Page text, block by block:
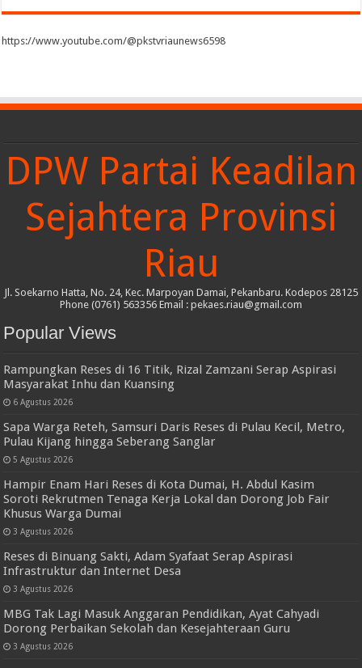
https://www.youtube.com/@pkstvriaunews6598
DPW Partai Keadilan
Sejahtera Provinsi
Riau
Jl. Soekarno Hatta, No. 24, Kec. Marpoyan Damai, Pekanbaru. Kodepos 28125
Phone (0761) 563356 Email : pekaes.riau@gmail.com
Popular Views
Rampungkan Reses di 16 Titik, Rizal Zamzani Serap Aspirasi
Masyarakat Inhu dan Kuansing
6 Agustus 2026
Sapa Warga Reteh, Samsuri Daris Reses di Pulau Kecil, Metro,
Pulau Kijang hingga Seberang Sanglar
5 Agustus 2026
Hampir Enam Hari Reses di Kota Dumai, H. Abdul Kasim
Soroti Rekrutmen Tenaga Kerja Lokal dan Dorong Job Fair
Khusus Warga Dumai
3 Agustus 2026
Reses di Binuang Sakti, Adam Syafaat Serap Aspirasi
Infrastruktur dan Internet Desa
3 Agustus 2026
MBG Tak Lagi Masuk Anggaran Pendidikan, Ayat Cahyadi
Dorong Perbaikan Sekolah dan Kesejahteraan Guru
3 Agustus 2026